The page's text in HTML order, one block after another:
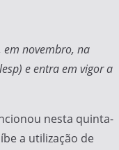
novembro, na
e entra em vigor a
nesta quinta-
a utilização de